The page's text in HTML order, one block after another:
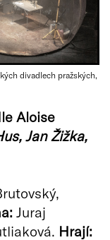
divadlech pražských,
Aloise
Jan Žižka,
: Juraj
Hrají: